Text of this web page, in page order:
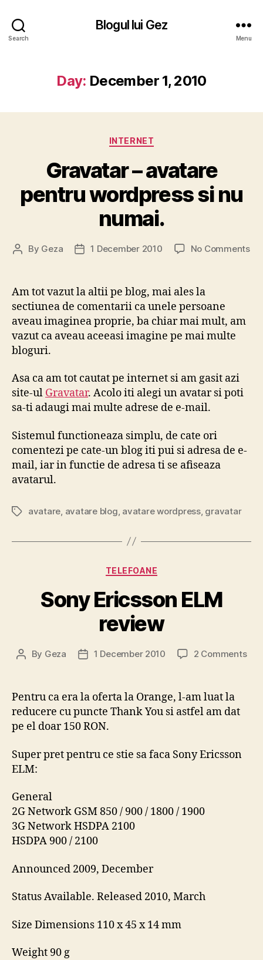
Search
Blogul lui Gez
Menu
Day: December 1, 2010
Categories
INTERNET
Gravatar – avatare
pentru wordpress si nu
numai.
Post
By Geza
Post1 December 2010 No Commentson
Am tot vazut la altii pe blog, mai ales la
sectiunea de comentarii ca unele persoane
aveau imaginea proprie, ba chiar mai mult, am
vazut ca aveau aceeasi imagine pe mai multe
bloguri.
Asa ca am tot cautat pe internet si am gasit azi
site-ul Gravatar. Acolo iti alegi un avatar si poti
sa-ti adaugi mai multe adrese de e-mail.
Sistemul functioneaza simplu, de cate ori
comentezi pe cate-un blog iti pui si adresa de e-
mail, iar in functie de adresa ti se afiseaza
avatarul.
Tagsavatare avatare blog avatare wordpress, gravatar
Categories
TELEFOANE
Sony Ericsson ELM
review
Post
By Geza
Post1 December 2010 2 Commentson
Pentru ca era la oferta la Orange, l-am luat la
reducere cu puncte Thank You si astfel am dat
pe el doar 150 RON.
Super pret pentru ce stie sa faca Sony Ericsson
ELM:
General
2G Network GSM 850 / 900 / 1800 / 1900
3G Network HSDPA 2100
HSDPA 900 / 2100
Announced 2009, December
Status Available. Released 2010, March
Size Dimensions 110 x 45 x 14 mm
Weight 90 g